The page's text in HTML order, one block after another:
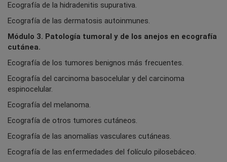
Ecografía de la hidradenitis supurativa.
Ecografía de las dermatosis autoinmunes.
Módulo 3. Patología tumoral y de los anejos en ecografía
cutánea.
Ecografía de los tumores benignos más frecuentes.
Ecografía del carcinoma basocelular y del carcinoma
espinocelular.
Ecografía del melanoma.
Ecografía de otros tumores cutáneos.
Ecografía de las anomalías vasculares cutáneas.
Ecografía de las enfermedades del folículo pilosebáceo.